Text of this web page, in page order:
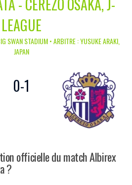
- CEREZO OSAKA, J-
LEAGUE
SWAN STADIUM • ARBITRE : YUSUKE ARAKI,
JAPAN
0-1
officielle du match Albirex
?